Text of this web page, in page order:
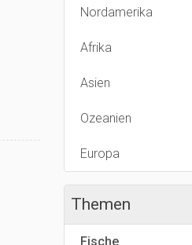
Nordamerika
Afrika
Asien
Ozeanien
Europa
Themen
Fische